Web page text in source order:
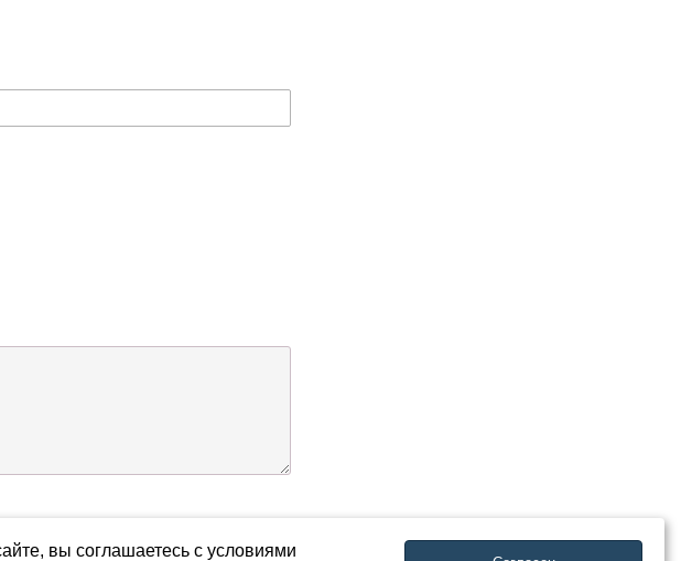
вы соглашаетесь с условиями